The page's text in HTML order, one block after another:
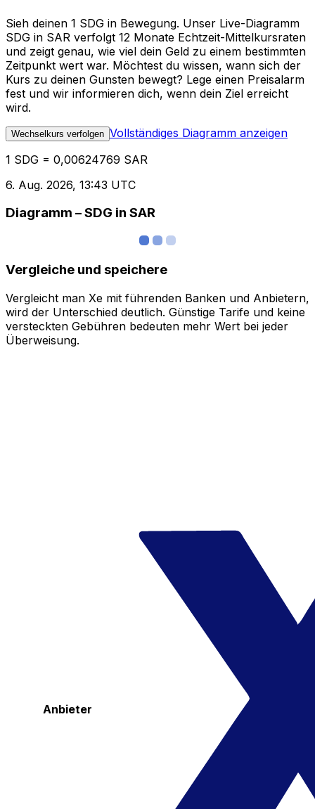
Sieh deinen 1 SDG in Bewegung. Unser Live-Diagramm
SDG in SAR verfolgt 12 Monate Echtzeit-Mittelkursraten
und zeigt genau, wie viel dein Geld zu einem bestimmten
Zeitpunkt wert war. Möchtest du wissen, wann sich der
Kurs zu deinen Gunsten bewegt? Lege einen Preisalarm
fest und wir informieren dich, wenn dein Ziel erreicht
wird.
Wechselkurs verfolgen Vollständiges Diagramm anzeigen
1 SDG = 0,00624769 SAR
6. Aug. 2026, 13:43 UTC
Diagramm – SDG in SAR
Vergleiche und speichere
Vergleicht man Xe mit führenden Banken und Anbietern,
wird der Unterschied deutlich. Günstige Tarife und keine
versteckten Gebühren bedeuten mehr Wert bei jeder
Überweisung.
Anbieter